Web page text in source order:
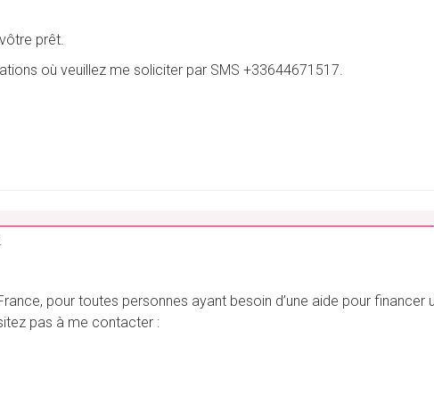
prêt.
où veuillez me soliciter par SMS +33644671517.
pour toutes personnes ayant besoin d’une aide pour financer
pas à me contacter :